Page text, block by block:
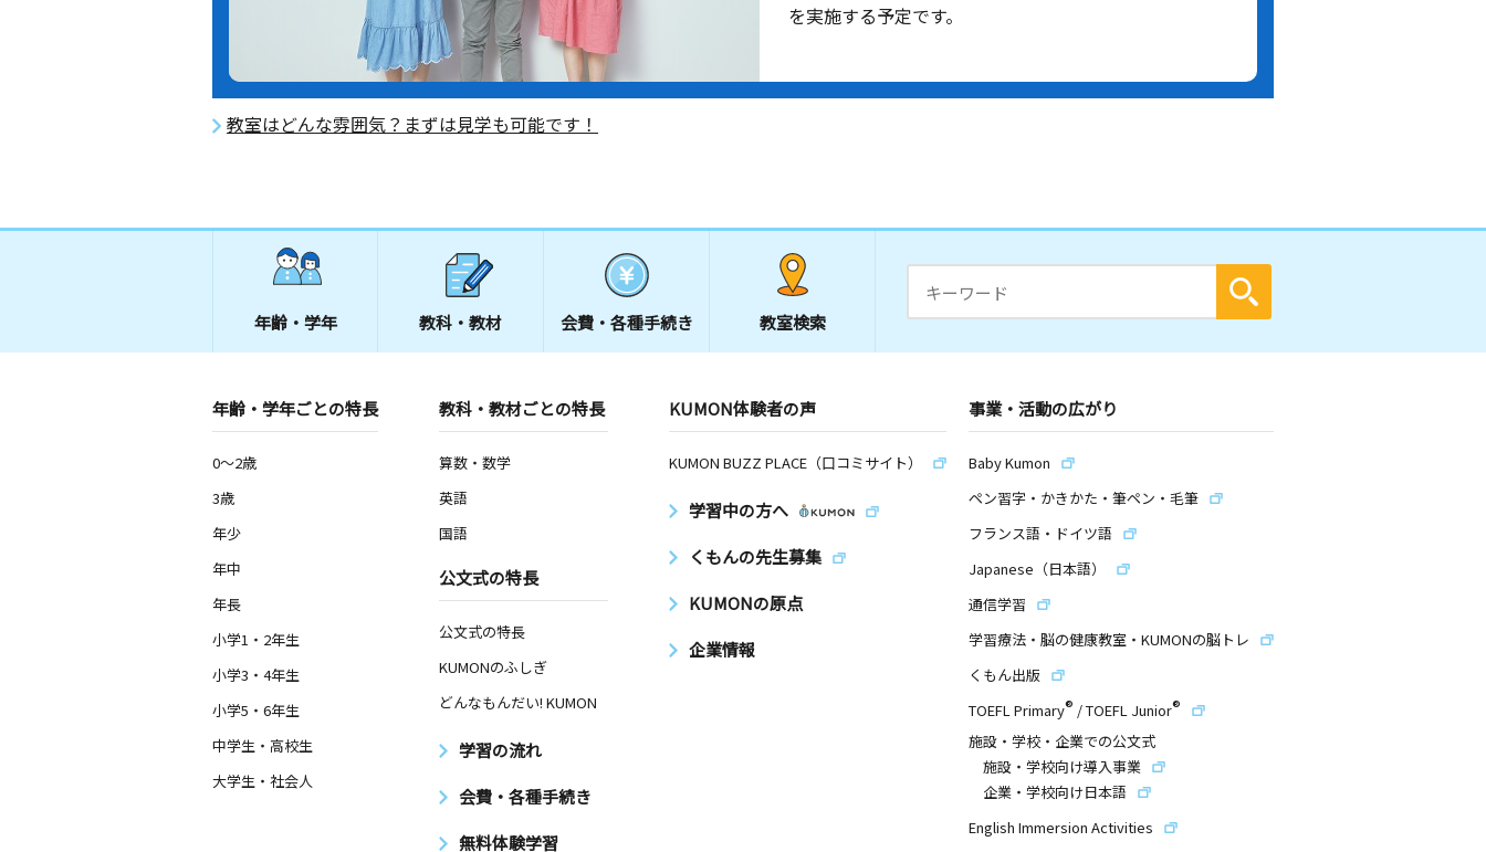
を実施する予定です。
教室はどんな雰囲気？まずは見学も可能です！
年齢・学年 教科・教材 会費・ 各種手続き 教室検索
年齢・学年ごとの特長
0～2歳
3歳
年少
年中
年長
小学1・2年生
小学3・4年生
小学5・6年生
中学生・高校生
大学生・社会人
教科・教材ごとの特長
算数・数学
英語
国語
公文式の特長
公文式の特長
KUMONのふしぎ
どんなもんだい! KUMON
学習の流れ
会費・各種手続き
無料体験学習
KUMON体験者の声
KUMON BUZZ PLACE（口コミサイト）
学習中の方へ
くもんの先生募集
KUMONの原点
企業情報
事業・活動の広がり
Baby Kumon
ペン習字・かきかた・筆ペン・毛筆
フランス語・ドイツ語
Japanese（日本語）
通信学習
学習療法・脳の健康教室・KUMONの脳トレ
くもん出版
TOEFL Primary® /TOEFL Junior®
施設・学校・企業での公文式
施設・学校向け導入事業
企業・学校向け日本語
English Immersion Activities